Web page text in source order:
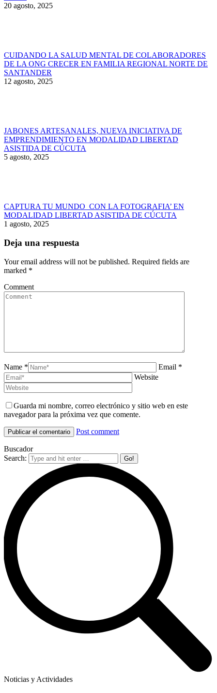
20 agosto, 2025
CUIDANDO LA SALUD MENTAL DE COLABORADORES
DE LA ONG CRECER EN FAMILIA REGIONAL NORTE DE
SANTANDER
12 agosto, 2025
JABONES ARTESANALES, NUEVA INICIATIVA DE
EMPRENDIMIENTO EN MODALIDAD LIBERTAD
ASISTIDA DE CÚCUTA
5 agosto, 2025
CAPTURA TU MUNDO CON LA FOTOGRAFIA’ EN
MODALIDAD LIBERTAD ASISTIDA DE CÚCUTA
1 agosto, 2025
Deja una respuesta
Your email address will not be published. Required fields are
marked *
Comment
Name *
Email *
Website
Guarda mi nombre, correo electrónico y sitio web en este
navegador para la próxima vez que comente.
Post comment
Buscador
Search:
Noticias y Actividades